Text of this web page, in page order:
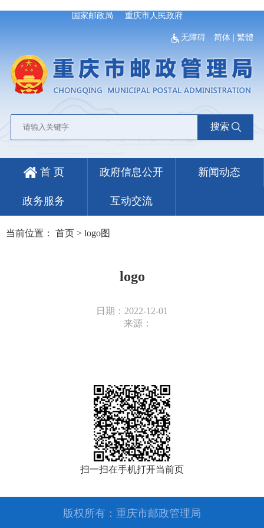
国家邮政局 重庆市人民政府
无障碍 简体 |繁體
搜索
首 页 政府信息公开 新闻动态
政务服务 互动交流
当前位置： 首页 > logo图
logo
日期：2022-12-01
来源：
扫一扫在手机打开当前页
版权所有：重庆市邮政管理局